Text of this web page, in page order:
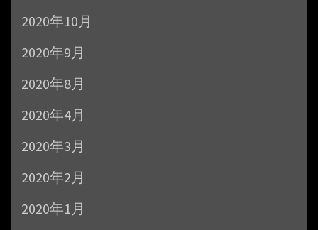
2020年10月
2020年9月
2020年8月
2020年4月
2020年3月
2020年2月
2020年1月